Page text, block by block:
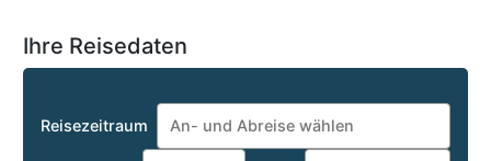
Ihre Reisedaten
Reisezeitraum